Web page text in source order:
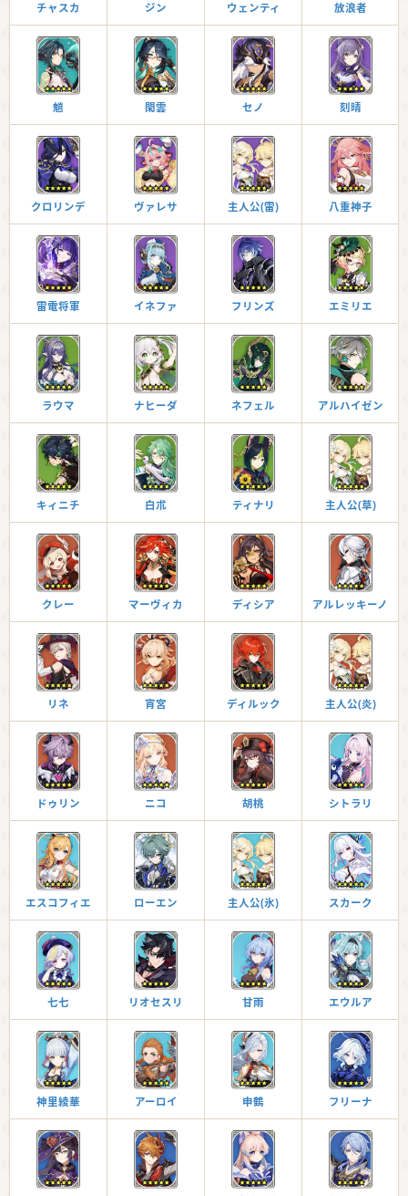
チャスカ ジン ウェンティ 放浪者
魈 閑雲 セノ 刻晴
クロリンデ ヴァレサ 主人公(雷) 八重神子
雷電将軍 イネファ フリンズ エミリエ
ラウマ ナヒーダ ネフェル アルハイゼン
キィニチ 白朮 ティナリ 主人公(草)
クレー マーヴィカ ディシア アルレッキーノ
リネ 宵宮 ディルック 主人公(炎)
ドゥリン ニコ 胡桃 シトラリ
エスコフィエ ローエン 主人公(氷) スカーク
七七 リオセスリ 甘雨 エウルア
神里綾華 アーロイ 申鶴 フリーナ